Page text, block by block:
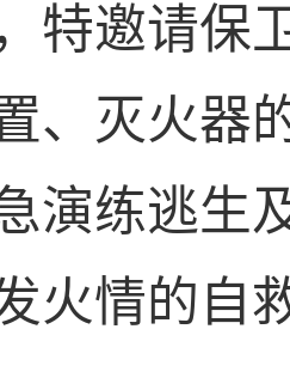
特邀请保
、灭火器
演练逃生
火情的自